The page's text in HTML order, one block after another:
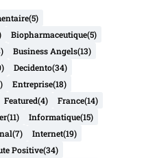
(5)
Biopharmaceutique(5)
Business Angels(13)
Decidento(34)
Entreprise(18)
Featured(4) France(14)
(11) Informatique(15)
(7) Internet(19)
Positive(34)